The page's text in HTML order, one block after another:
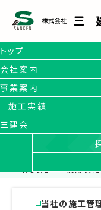
トップ
会社案内
事業案内
施工実績
三建会
HOME 採用情報
当社の施工管